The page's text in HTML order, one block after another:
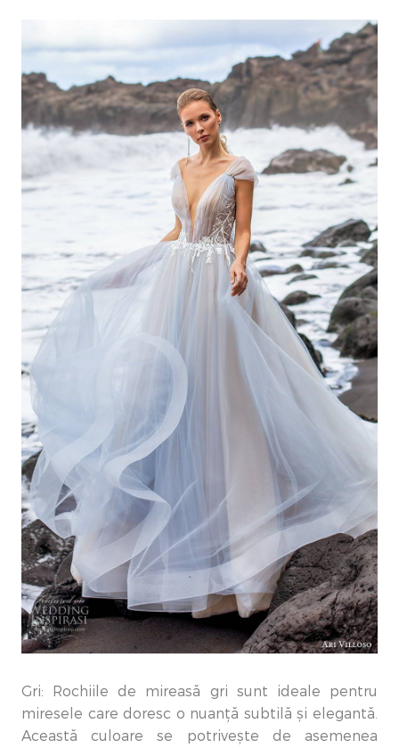
Gri: Rochiile de mireasă gri sunt ideale pentru
miresele care doresc o nuanță subtilă și elegantă.
Această culoare se potrivește de asemenea